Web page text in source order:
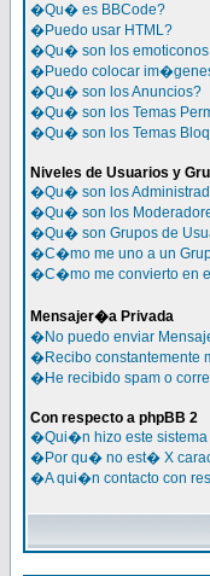
�Qu� es BBCode?
�Puedo usar HTML?
�Qu� son los emoticonos
�Puedo colocar
�Qu� son los Anuncios?
�Qu� son los Temas
�Qu� son los Temas
Niveles de Usuarios y
�Qu� son los
�Qu� son los
�Qu� son Grupos de
�C�mo me uno a un
�C�mo me convierto en
Mensajer�a Privada
�No puedo enviar
�Recibo constantemente
�He recibido spam o
Con respecto a phpBB 2
�Qui�n hizo este sistema
�Por qu� no est� X
�A qui�n contacto con